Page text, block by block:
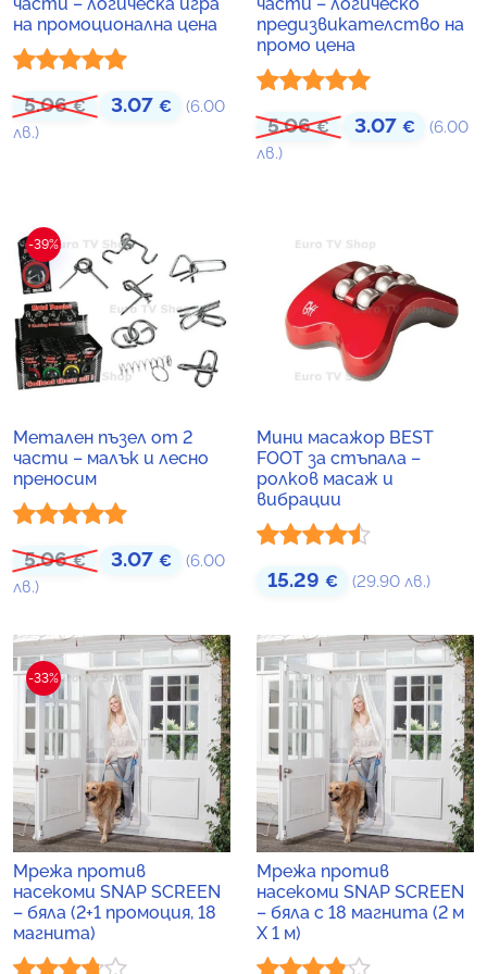
на промоционална цена
Оценено с
5.00
5.06€ Original price was: 5.06 €.
3.07 € Текущата цена е: 3.07 €.
(6.00
лв.)
предизвикателство на
промо цена
Оценено с
5.00
5.06€ Original price
3.07 €
(6.00
лв.)
-39%
Метален пъзел от 2
части – малък и лесно
преносим
Оценено с
5.00
5.06€ Original price was: 5.06 €.
3.07 € Текущата цена е: 3.07 €.
(6.00
лв.)
Мини масажор BEST
FOOT за стъпала –
ролков масаж и
вибрации
Оценено
5
15.29 € (29.90 лв.)
-33%
Мрежа против
насекоми SNAP SCREEN
– бяла (2+1 промоция, 18
магнита)
Мрежа против
насекоми SNAP SCREEN
– бяла с 18 магнита (2 м
X 1 м)